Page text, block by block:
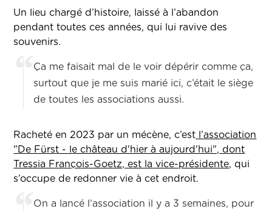
Un lieu chargé d’histoire, laissé à l’abandon
pendant toutes ces années, qui lui ravive des
souvenirs.
Ça me faisait mal de le voir dépérir comme ça,
surtout que je me suis marié ici, c’était le siège
de toutes les associations aussi.
Racheté en 2023 par un mécène, c’est l’association
"De Fürst - le château d'hier à aujourd'hui", dont
Tressia François-Goetz, est la vice-présidente, qui
s’occupe de redonner vie à cet endroit.
On a lancé l’association il y a 3 semaines, pour